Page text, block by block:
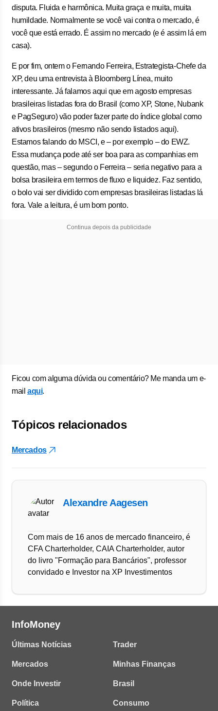
disputa. Fluida e harmônica. Muita graça e muita, muita
humildade. Normalmente se você vai contra o mercado, é
você que está errado. É assim no mercado (e é assim lá em
casa).
E por fim, ontem o Fernando Ferreira, Estrategista-Chefe da
XP, deu uma entrevista à Bloomberg Línea, muito
interessante. Já falamos aqui que em agosto empresas
brasileiras listadas fora do Brasil (como XP, Stone, Nubank
e PagSeguro) vão poder fazer parte do índice global como
ativos brasileiros (mesmo não sendo listados aqui).
Estamos falando do MSCI, e – por exemplo – do EWZ.
Essa mudança pode até ser boa para as companhias em
questão, mas – segundo o Ferreira – seria negativo para a
bolsa brasileira em termos de fluxo e liquidez. Faz sentido,
o bolo vai ser dividido com empresas brasileiras listadas lá
fora. Vale a leitura, é um bom ponto.
Continua depois da publicidade
Ficou com alguma dúvida ou comentário? Me manda um e-
mail aqui.
Tópicos relacionados
Mercados
Alexandre Aagesen
Com mais de 16 anos de mercado financeiro, é
CFA Charterholder, CAIA Charterholder, autor
do livro "Formação para Bancários", professor
convidado e Investor na XP Investimentos
InfoMoney
Últimas Notícias
Mercados
Onde Investir
Política
Trader
Minhas Finanças
Brasil
Consumo